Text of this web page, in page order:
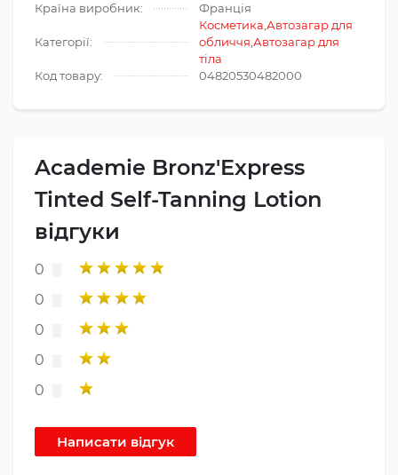
Країна виробник:
Франція
Категорії:
Косметика,Автозагар для
обличчя,Автозагар для
тіла
Код товару:
04820530482000
Academie Bronz'Express
Tinted Self-Tanning Lotion
відгуки
0
0
0
0
0